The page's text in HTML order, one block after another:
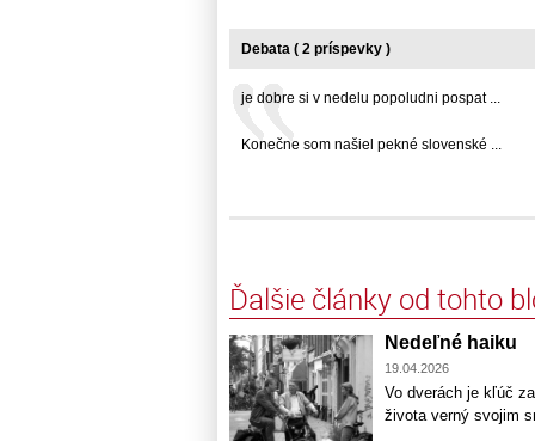
Debata ( 2 príspevky )
je dobre si v nedelu popoludni pospat ...
Konečne som našiel pekné slovenské ...
Ďalšie články od tohto
Nedeľné haiku
19.04.2026
Vo dverách je kľúč
života verný svojim